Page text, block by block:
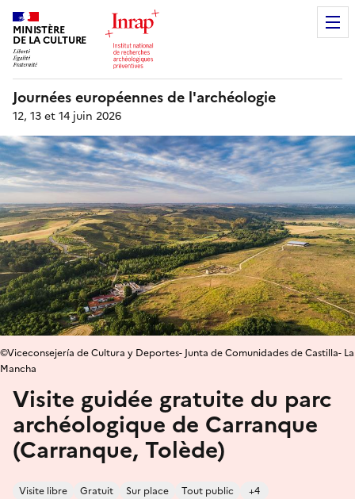
MINISTÈRE
DE LA CULTURE
Journées européennes de l'archéologie
12, 13 et 14 juin 2026
Visite guidée gratuite du parc
archéologique de Carranque
(Carranque, Tolède)
Visite libre Gratuit Sur place Tout public +4
©Viceconsejería de Cultura y Deportes- Junta de Comunidades de Castilla- La
Mancha